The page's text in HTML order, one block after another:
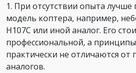
1. При отсутствии опыта
модель коптера, например,
H107C или иной аналог. Его
профессиональной, а
практически не отличаются от
аналогов.